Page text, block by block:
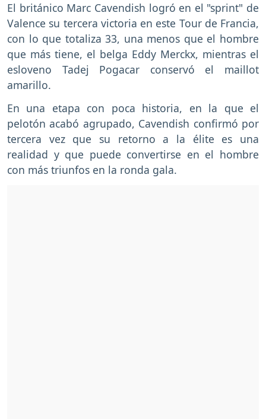
El británico Marc Cavendish logró en el "sprint" de
Valence su tercera victoria en este Tour de Francia,
con lo que totaliza 33, una menos que el hombre
que más tiene, el belga Eddy Merckx, mientras el
esloveno Tadej Pogacar conservó el maillot
amarillo.
En una etapa con poca historia, en la que el
pelotón acabó agrupado, Cavendish confirmó por
tercera vez que su retorno a la élite es una
realidad y que puede convertirse en el hombre
con más triunfos en la ronda gala.